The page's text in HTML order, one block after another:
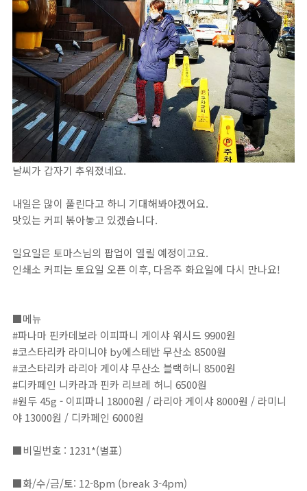
날씨가 갑자기 추워졌네요.⁣
내일은 많이 풀린다고 하니 기대해봐야겠어요.⁣
맛있는 커피 볶아놓고 있겠습니다. ⁣
일요일은 토마스님의 팝업이 열릴 예정이고요. ⁣
인쇄소 커피는 토요일 오픈 이후, 다음주 화요일에 다시 만나요!⁣
■⁣⁣⁣⁣⁣⁣⁣⁣⁣⁣⁣⁣⁣⁣⁣⁣⁣⁣⁣⁣⁣⁣⁣⁣⁣⁣⁣⁣⁣⁣⁣⁣⁣⁣⁣⁣⁣⁣⁣⁣⁣⁣⁣⁣⁣⁣⁣⁣⁣⁣⁣⁣⁣⁣⁣⁣⁣⁣⁣⁣⁣⁣⁣⁣⁣⁣⁣⁣⁣⁣⁣⁣⁣⁣⁣⁣⁣⁣⁣⁣⁣⁣⁣⁣⁣⁣메뉴⁣⁣⁣⁣⁣⁣⁣⁣⁣⁣⁣⁣⁣⁣
#파나마 핀카데보라 이피파니 게이샤 워시드 9900원⁣⁣
#코스타리카 라미니야 by에스테반 무산소 8500원⁣⁣⁣⁣⁣
#코스타리카 라리아 게이샤 무산소 블랙허니 8500원⁣⁣⁣⁣⁣⁣⁣
#디카페인 니카라과 핀카 리브레 허니 6500원⁣⁣⁣⁣⁣⁣⁣⁣⁣⁣⁣⁣
⁣⁣#원두 45g - 이피파니 18000원 / 라리아 게이샤 8000원 / 라미니
야 13000원 / 디카페인 6000원⁣⁣⁣⁣⁣⁣⁣⁣⁣⁣
⁣⁣⁣⁣⁣⁣⁣⁣⁣⁣⁣⁣⁣⁣⁣⁣⁣⁣⁣⁣⁣⁣⁣⁣⁣⁣⁣⁣⁣⁣⁣⁣⁣⁣⁣⁣⁣⁣⁣⁣⁣⁣⁣⁣⁣⁣⁣⁣⁣⁣⁣⁣⁣⁣⁣⁣⁣⁣⁣⁣⁣⁣⁣⁣⁣⁣⁣⁣⁣⁣⁣⁣⁣⁣⁣⁣⁣⁣⁣⁣⁣⁣⁣⁣⁣⁣■비밀번호 : 1231*(별표)⁣⁣⁣⁣⁣⁣⁣⁣⁣⁣⁣⁣
■화/수/금/토: 12-8pm (break 3-4pm)⁣⁣⁣⁣⁣⁣⁣⁣⁣⁣⁣⁣⁣